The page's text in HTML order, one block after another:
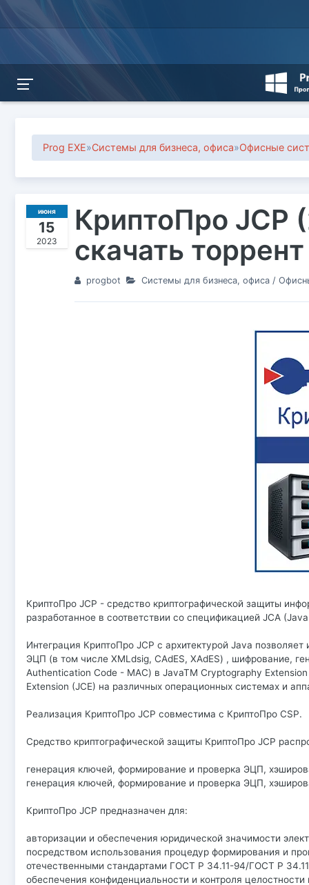
Prog EXE»Системы для бизнеса, офиса»Офисные
июня
15
2023
КриптоПро JCP
скачать торрент
progbot Системы для бизнеса, офиса/
КриптоПро JCP - средство криптографической защиты
разработанное в соответствии со спецификацией JCA
Интеграция КриптоПро JCP с архитектурой Java
ЭЦП (в том числе XMLdsig, CAdES, XAdES) , шифрование,
Authentication Code - MAC) в JavaTM Cryptography
Extension (JCE) на различных операционных системах и
Реализация КриптоПро JCP совместима с КриптоПро CSP.
Средство криптографической защиты КриптоПро JCP
генерация ключей, формирование и проверка ЭЦП,
генерация ключей, формирование и проверка ЭЦП,
КриптоПро JCP предназначен для:
авторизации и обеспечения юридической значимости
посредством использования процедур формирования и
отечественными стандартами ГОСТ Р 34.11-94/ГОСТ Р
обеспечения конфиденциальности и контроля